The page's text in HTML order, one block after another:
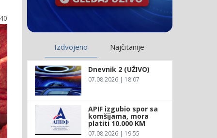
Izdvojeno Najčitanije
Dnevnik 2 (UŽIVO)
07.08.2026 | 18:07
APIF izgubio spor sa
komšijama, mora
platiti 10.000 KM
07.08.2026 | 19:55